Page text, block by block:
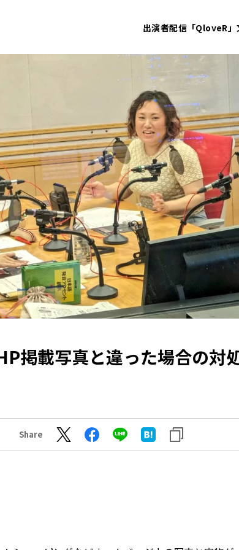
出演者配信「QloveR」
掲載写真と違った場合の対
Share